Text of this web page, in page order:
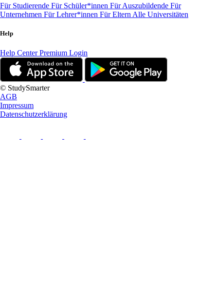
Für Studierende Für Schüler*innen Für Auszubildende Für
Unternehmen Für Lehrer*innen Für Eltern Alle Universitäten
Help
Help CenterPremium Login
© StudySmarter
AGB
Impressum
Datenschutzerklärung